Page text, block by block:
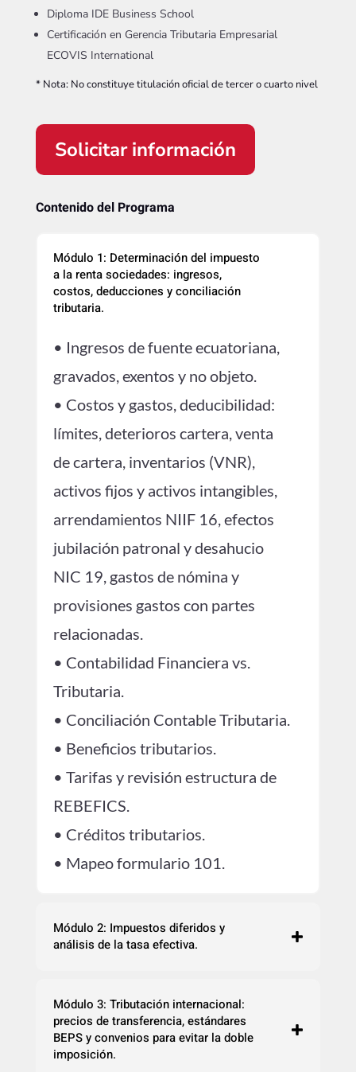
Diploma IDE Business School
Certificación en Gerencia Tributaria Empresarial
ECOVIS International
* Nota: No constituye titulación oficial de tercer o cuarto nivel
Solicitar información
Contenido del Programa
Módulo 1: Determinación del impuesto
a la renta sociedades: ingresos,
costos, deducciones y conciliación
tributaria.
• Ingresos de fuente ecuatoriana,
gravados, exentos y no objeto.
• Costos y gastos, deducibilidad:
límites, deterioros cartera, venta
de cartera, inventarios (VNR),
activos fijos y activos intangibles,
arrendamientos NIIF 16, efectos
jubilación patronal y desahucio
NIC 19, gastos de nómina y
provisiones gastos con partes
relacionadas.
• Contabilidad Financiera vs.
Tributaria.
• Conciliación Contable Tributaria.
• Beneficios tributarios.
• Tarifas y revisión estructura de
REBEFICS.
• Créditos tributarios.
• Mapeo formulario 101.
Módulo 2: Impuestos diferidos y
análisis de la tasa efectiva.
Módulo 3: Tributación internacional:
precios de transferencia, estándares
BEPS y convenios para evitar la doble
imposición.